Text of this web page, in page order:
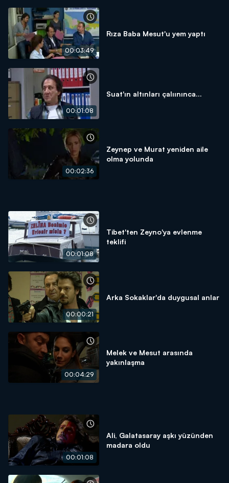
00:03:49
Rıza Baba Mesut'u yem yaptı
00:01:08
Suat'ın altınları çalıınınca...
00:02:36
Zeynep ve Murat yeniden aile
olma yolunda
00:01:08
Tibet'ten Zeyno'ya evlenme
teklifi
00:00:21
Arka Sokaklar'da duygusal anlar
00:04:29
Melek ve Mesut arasında
yakınlaşma
00:01:08
Ali, Galatasaray aşkı yüzünden
madara oldu